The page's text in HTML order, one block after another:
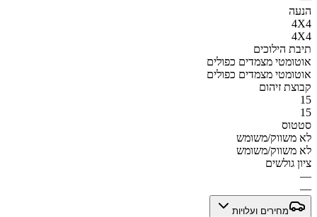
הנעה
4X4
4X4
תיבת הילוכים
אוטומטי מצמדים כפולים
אוטומטי מצמדים כפולים
קבוצת זיהום
15
15
סטטוס
לא משווק/משומש
לא משווק/משומש
ציון גולשים
—
—
מחירים ועלויות